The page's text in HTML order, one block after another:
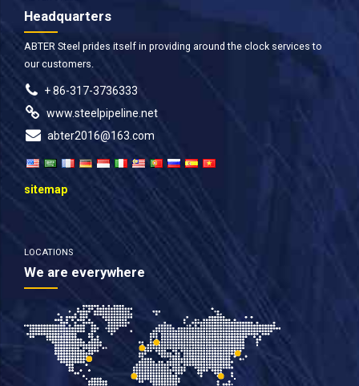
Headquarters
ABTER Steel prides itself in providing around the clock services to
our customers.
+ 86-317-3736333
www.steelpipeline.net
abter2016@163.com
sitemap
LOCATIONS
We are everywhere